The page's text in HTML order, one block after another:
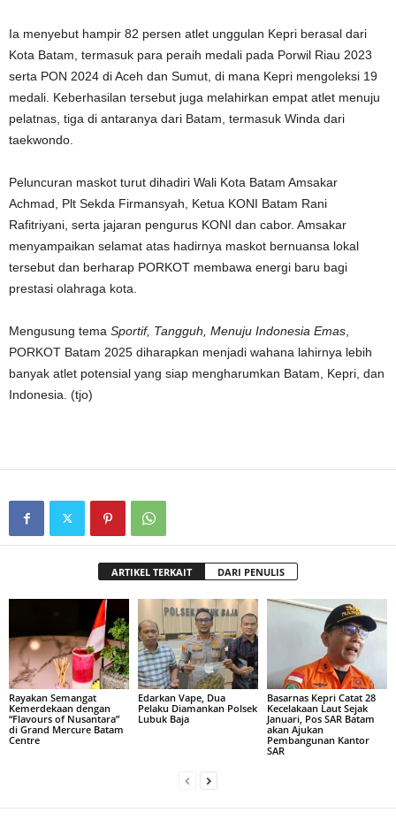
Ia menyebut hampir 82 persen atlet unggulan Kepri berasal dari
Kota Batam, termasuk para peraih medali pada Porwil Riau 2023
serta PON 2024 di Aceh dan Sumut, di mana Kepri mengoleksi 19
medali. Keberhasilan tersebut juga melahirkan empat atlet menuju
pelatnas, tiga di antaranya dari Batam, termasuk Winda dari
taekwondo.
Peluncuran maskot turut dihadiri Wali Kota Batam Amsakar
Achmad, Plt Sekda Firmansyah, Ketua KONI Batam Rani
Rafitriyani, serta jajaran pengurus KONI dan cabor. Amsakar
menyampaikan selamat atas hadirnya maskot bernuansa lokal
tersebut dan berharap PORKOT membawa energi baru bagi
prestasi olahraga kota.
Mengusung tema Sportif, Tangguh, Menuju Indonesia Emas,
PORKOT Batam 2025 diharapkan menjadi wahana lahirnya lebih
banyak atlet potensial yang siap mengharumkan Batam, Kepri, dan
Indonesia. (tjo)
ARTIKEL TERKAIT DARI PENULIS
Rayakan Semangat
Kemerdekaan dengan
“Flavours of Nusantara”
di Grand Mercure Batam
Centre
Edarkan Vape, Dua
Pelaku Diamankan Polsek
Lubuk Baja
Basarnas Kepri Catat 28
Kecelakaan Laut Sejak
Januari, Pos SAR Batam
akan Ajukan
Pembangunan Kantor
SAR